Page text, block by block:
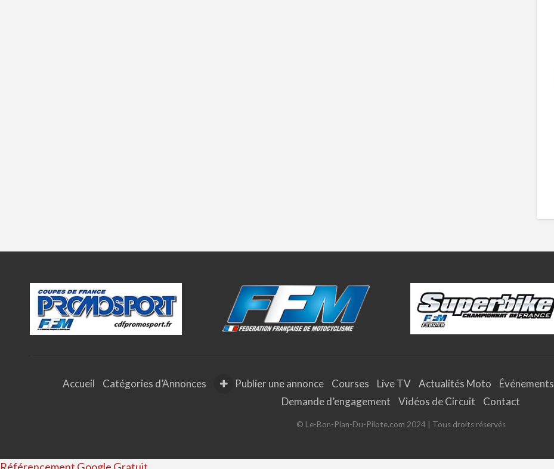
Accueil Catégories d’Annonces Publier une annonce Courses Live TV Actualités Moto Événements
Demande d’engagement
Vidéos de Circuit Contact
© Le-Bon-Plan-Du-Pilote.com 2024 | Tous droits réservés